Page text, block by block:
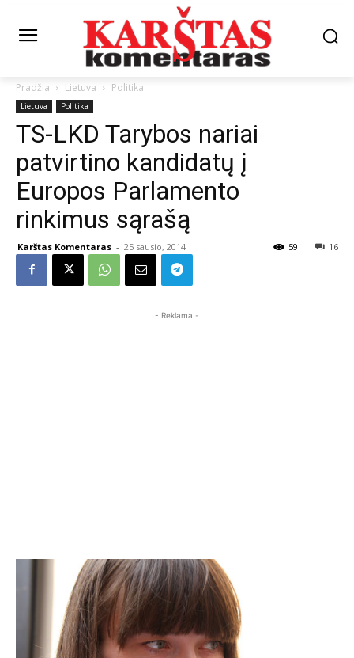
Pradžia Lietuva Politika
Lietuva Politika
TS-LKD Tarybos nariai
patvirtino kandidatų į
Europos Parlamento
rinkimus sąrašą
Karštas Komentaras - 25 sausio, 2014 16
59
- Reklama -